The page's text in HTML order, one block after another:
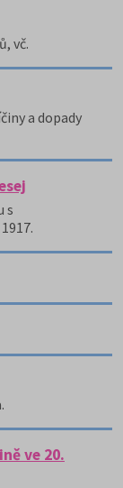
vč.
a dopady
s
ve 20.